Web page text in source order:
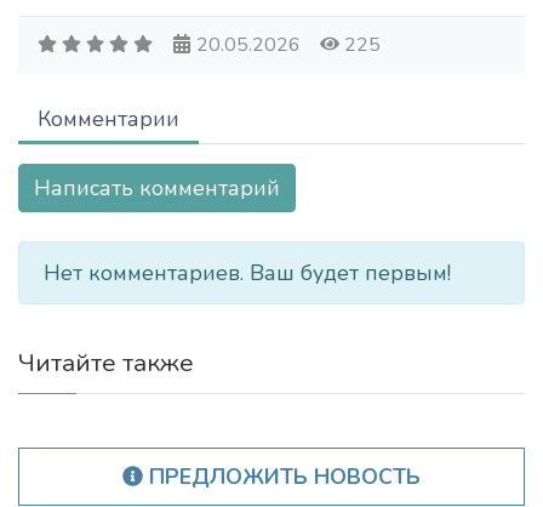
20.05.2026 225
Комментарии
Написать комментарий
Нет комментариев. Ваш будет первым!
Читайте также
ПРЕДЛОЖИТЬ НОВОСТЬ